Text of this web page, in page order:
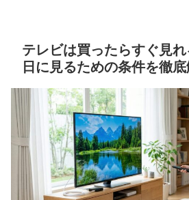
テレビは買ったらすぐ見
日に見るための条件を徹